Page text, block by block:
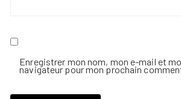
Enregistrer mon nom, mon e-mail et
navigateur pour mon prochain